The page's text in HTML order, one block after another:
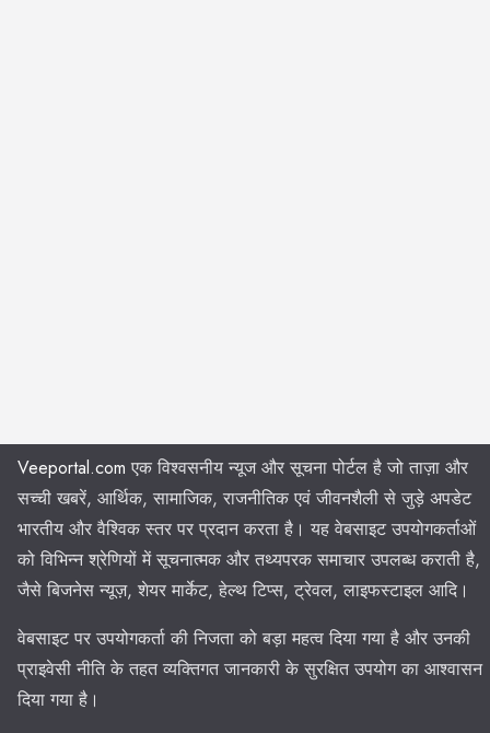
Veeportal.com एक विश्वसनीय न्यूज और सूचना पोर्टल है जो ताज़ा और
सच्ची खबरें, आर्थिक, सामाजिक, राजनीतिक एवं जीवनशैली से जुड़े अपडेट
भारतीय और वैश्विक स्तर पर प्रदान करता है। यह वेबसाइट उपयोगकर्ताओं
को विभिन्न श्रेणियों में सूचनात्मक और तथ्यपरक समाचार उपलब्ध कराती है,
जैसे बिजनेस न्यूज़, शेयर मार्केट, हेल्थ टिप्स, ट्रेवल, लाइफस्टाइल आदि।
वेबसाइट पर उपयोगकर्ता की निजता को बड़ा महत्व दिया गया है और उनकी
प्राइवेसी नीति के तहत व्यक्तिगत जानकारी के सुरक्षित उपयोग का आश्वासन
दिया गया है।